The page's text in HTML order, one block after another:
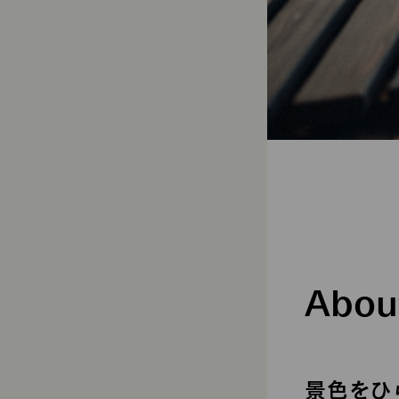
景色をひ